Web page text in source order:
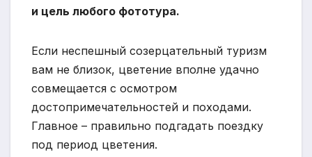
и цель любого фототура.
Если неспешный созерцательный туризм
вам не близок, цветение вполне удачно
совмещается с осмотром
достопримечательностей и походами.
Главное – правильно подгадать поездку
под период цветения.